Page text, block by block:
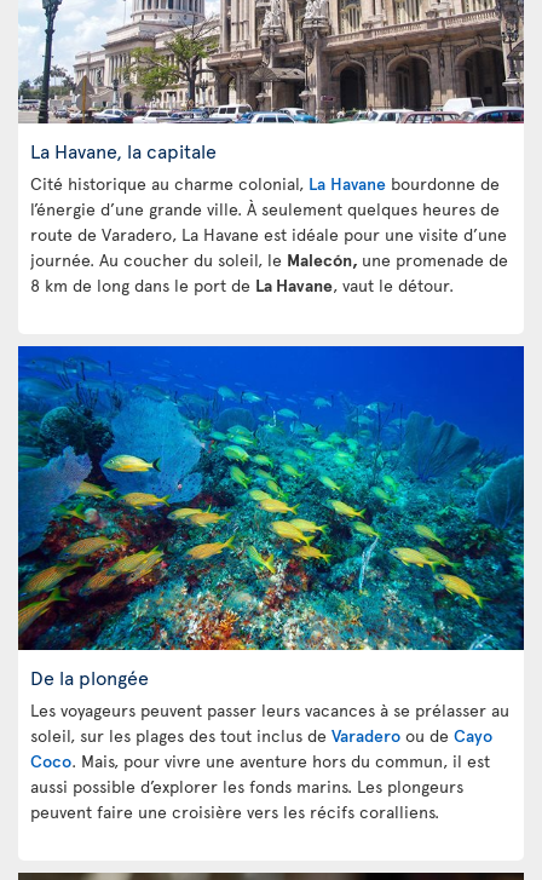
La Havane, la capitale
Cité historique au charme colonial, La Havane bourdonne de
l’énergie d’une grande ville. À seulement quelques heures de
route de Varadero, La Havane est idéale pour une visite d’une
journée. Au coucher du soleil, le Malecón, une promenade de
8 km de long dans le port de La Havane, vaut le détour.
De la plongée
Les voyageurs peuvent passer leurs vacances à se prélasser au
soleil, sur les plages des tout inclus de Varadero ou de Cayo
Coco. Mais, pour vivre une aventure hors du commun, il est
aussi possible d’explorer les fonds marins. Les plongeurs
peuvent faire une croisière vers les récifs coralliens.